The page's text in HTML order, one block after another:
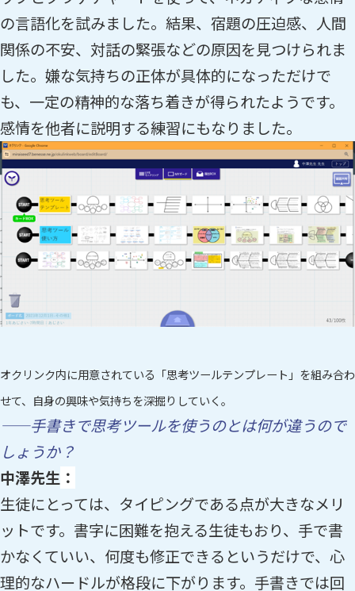
の言語化を試みました。結果、宿題の圧迫感、人間
関係の不安、対話の緊張などの原因を見つけられま
した。嫌な気持ちの正体が具体的になっただけで
も、一定の精神的な落ち着きが得られたようです。
感情を他者に説明する練習にもなりました。
オクリンク内に用意されている「思考ツールテンプレート」を組み合わ
せて、自身の興味や気持ちを深掘りしていく。
——手書きで思考ツールを使うのとは何が違うので
しょうか？
中澤先生 ：
生徒にとっては、タイピングである点が大きなメリ
ットです。書字に困難を抱える生徒もおり、手で書
かなくていい、何度も修正できるというだけで、心
理的なハードルが格段に下がります。手書きでは回